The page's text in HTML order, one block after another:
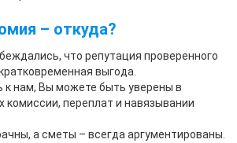
– откуда?
что репутация проверенного
выгода.
к нам, Вы можете быть уверены в
комиссии, переплат и навязывании
а сметы – всегда аргументированы.